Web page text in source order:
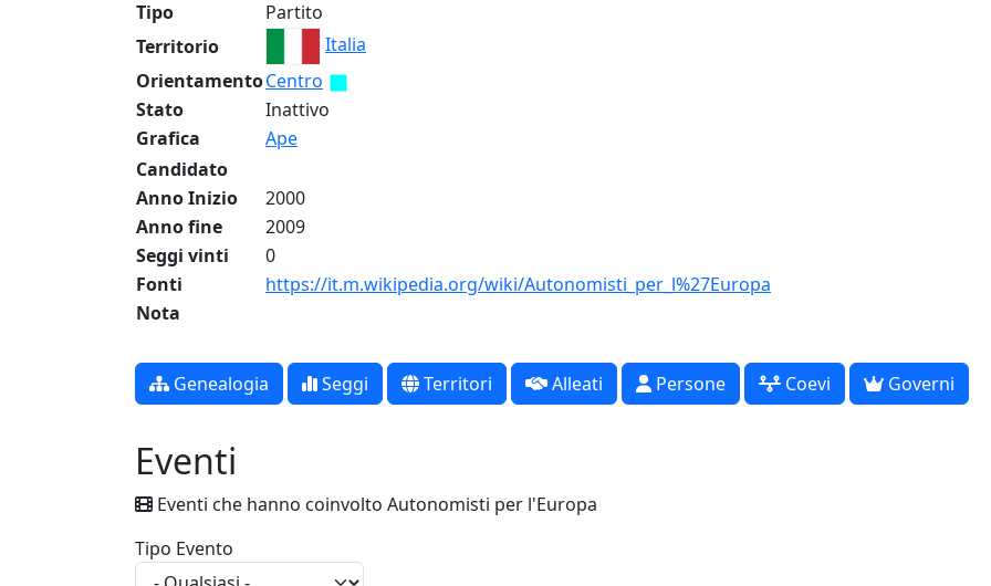
Tipo
Partito
Territorio
Italia
OrientamentoCentro
Stato
Inattivo
Grafica
Ape
Candidato
Anno Inizio
2000
Anno fine
2009
Seggi vinti
0
Fonti
https://it.m.wikipedia.org/wiki/Autonomisti_per_l%27Europa
Nota
Genealogia Seggi Territori Alleati Persone Coevi Governi
Eventi
Eventi che hanno coinvolto Autonomisti per l'Europa
Tipo Evento